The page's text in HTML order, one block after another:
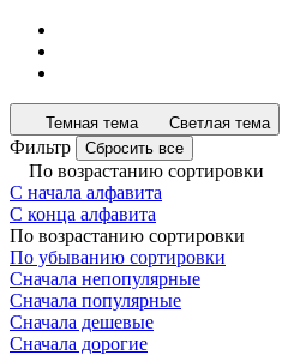
Темная тема Светлая тема
Фильтр Сбросить все
По возрастанию сортировки
С начала алфавита
С конца алфавита
По возрастанию сортировки
По убыванию сортировки
Сначала непопулярные
Сначала популярные
Сначала дешевые
Сначала дорогие